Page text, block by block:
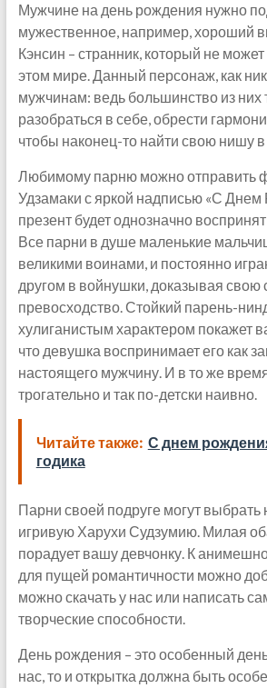
Мужчине на день рождения нужно
мужественное, например, хороший
Кэнсин – странник, который не
этом мире. Данный персонаж, как
мужчинам: ведь большинство из них
разобраться в себе, обрести
чтобы наконец-то найти свою нишу
Любимому парню можно отправить
Удзамаки с яркой надписью «С Днем
презент будет однозначно
Все парни в душе маленькие
великими воинами, и постоянно
другом в войнушки, доказывая свою
превосходство. Стойкий парень-
хулиганистым характером покажет
что девушка воспринимает его как
настоящего мужчину. И в то же
трогательно и так по-детски наивно.
Читайте также: С днем
годика
Парни своей подруге могут выбрать
игривую Харухи Судзумию. Милая
порадует вашу девчонку. К
для пущей романтичности можно
можно скачать у нас или написать
творческие способности.
День рождения – это особенный
нас, то и открытка должна быть